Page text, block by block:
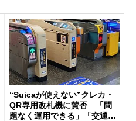
“Suicaが使えない”クレカ・
QR専用改札機に賛否 「問
題なく運用できる」「交通系I